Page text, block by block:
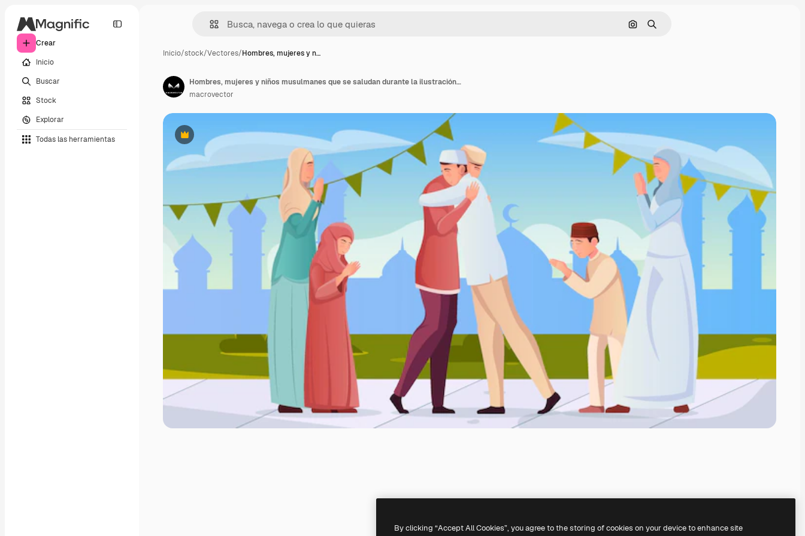
Crear
Inicio
Buscar
Stock
Explorar
Todas las herramientas
Buscar por imagen
Buscar
Inicio/stock/Vectores/Hombres, mujeres y n…
Premium
Hombres, mujeres y niños musulmanes que se saludan durante la ilustración plana de Ramadán
macrovector
By clicking “Accept All Cookies”, you agree to the storing of cookies on your device to enhance site